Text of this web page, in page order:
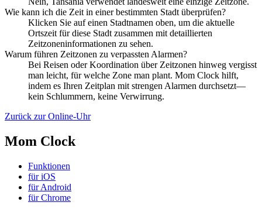
Wie kann ich die Zeit in einer bestimmten Stadt überprüfen?
Klicken Sie auf einen Stadtnamen oben, um die aktuelle
Ortszeit für diese Stadt zusammen mit detaillierten
Zeitzoneninformationen zu sehen.
Warum führen Zeitzonen zu verpassten Alarmen?
Bei Reisen oder Koordination über Zeitzonen hinweg vergisst
man leicht, für welche Zone man plant. Mom Clock hilft,
indem es Ihren Zeitplan mit strengen Alarmen durchsetzt—
kein Schlummern, keine Verwirrung.
Zurück zur Online-Uhr
Mom Clock
Funktionen
für iOS
für Android
für Chrome